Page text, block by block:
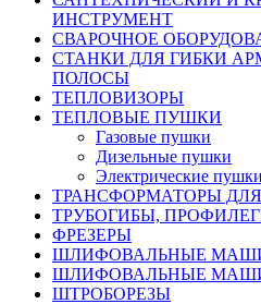
ИНСТРУМЕНТ
СВАРОЧНОЕ
СТАНКИ ДЛЯ ГИБКИ
ПОЛОСЫ
ТЕПЛОВИЗОРЫ
ТЕПЛОВЫЕ ПУШКИ
Газовые пушки
Дизельные пушки
Электрические пушки
ТРАНСФОРМАТОРЫ
ТРУБОГИБЫ,
ФРЕЗЕРЫ
ШЛИФОВАЛЬНЫЕ
ШЛИФОВАЛЬНЫЕ
ШТРОБОРЕЗЫ